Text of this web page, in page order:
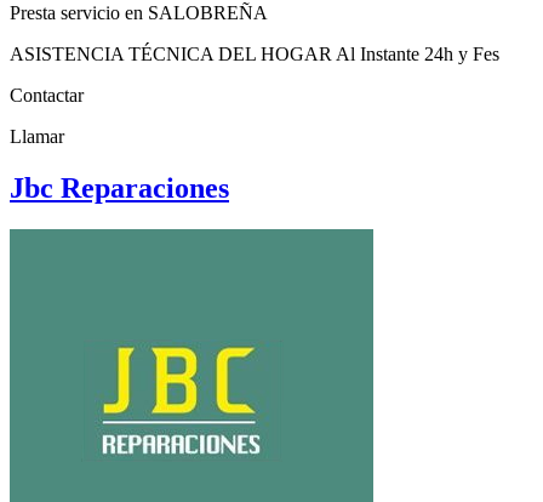
Presta servicio en SALOBREÑA
ASISTENCIA TÉCNICA DEL HOGAR Al Instante 24h y Fes
Contactar
Llamar
Jbc Reparaciones